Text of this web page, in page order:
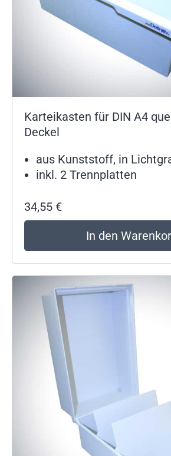
Karteikasten für DIN A4
Deckel
aus Kunststoff, in
inkl. 2 Trennplatten
34,55 €
In den